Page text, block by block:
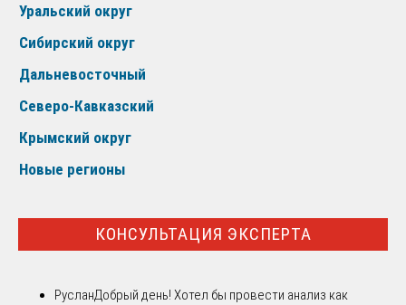
Уральский округ
Сибирский округ
Дальневосточный
Северо-Кавказский
Крымский округ
Новые регионы
КОНСУЛЬТАЦИЯ ЭКСПЕРТА
РусланДобрый день! Хотел бы провести анализ как